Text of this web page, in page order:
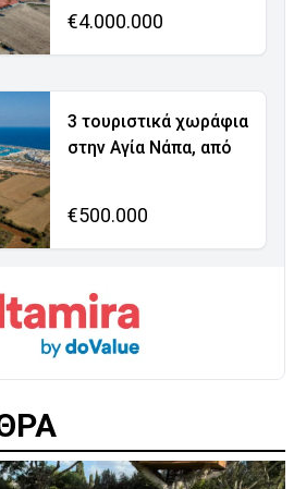
€4.000.000
3 τουριστικά χωράφια
στην Αγία Νάπα, από
€500.000